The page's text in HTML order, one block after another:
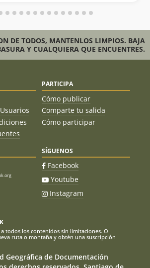
a la cumbre. Debiendo esperar que
atrapo cuerda de rapel en rocas, por lo
lo que nos retrasó 2 horas. Se
demoró 2 horas parando a almorzar y
siguiente 5 am bajamos a esquiando
para luego caminar a Pampa Linda. 3,5
los 14 km. Se recomienda llevar
de parques nacionales, 1 tornillo de
y kit de autorescate por persona y
del CAB. Refugio Otto en esta fecha se
para uso público y en excelente estado
cocina y otros.
DE TODOS, MANTENLOS LIMPIOS. BAJA
Y CUALQUIERA QUE ENCUENTRES.
PARTICIPA
Cómo publicar
Comparte tu salida
Cómo participar
SÍGUENOS
Facebook
Youtube
Instagram
a todos los contenidos sin limitaciones. O
ruta o montaña y obtén una suscripción
Geográfica de Documentación